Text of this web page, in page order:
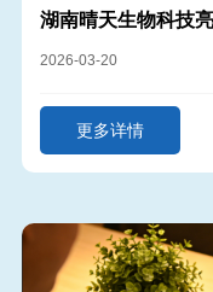
湖南晴天生物科技
话水解海绵市场新机
2026-03-20
更多详情